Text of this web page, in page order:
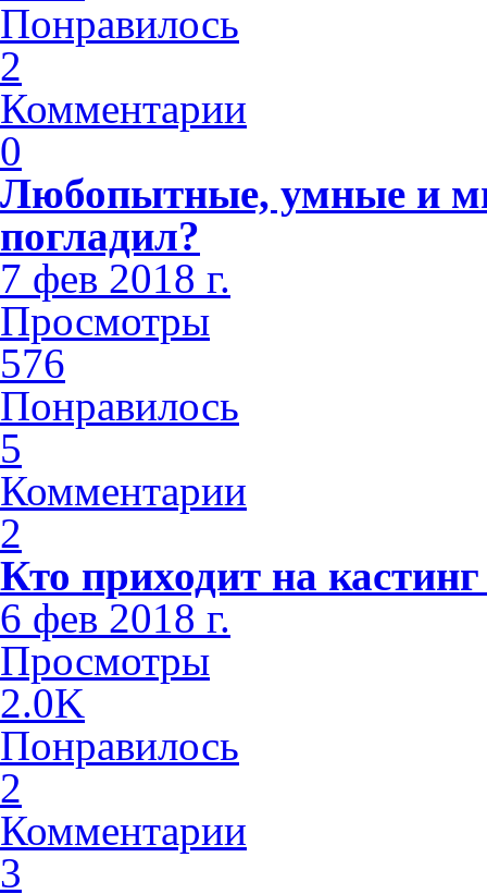
Понравилось
2
Комментарии
0
Любопытные, умные и
погладил?
7 фев 2018 г.
Просмотры
576
Понравилось
5
Комментарии
2
Кто приходит на
6 фев 2018 г.
Просмотры
2.0K
Понравилось
2
Комментарии
3